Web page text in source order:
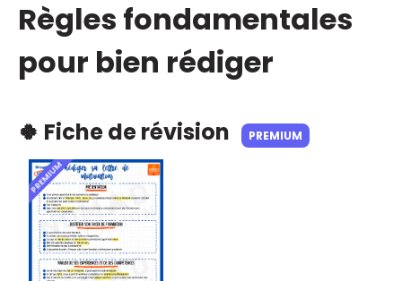
Règles fondamentales
pour bien rédiger
🍀 Fiche de révision PREMIUM
PREMIUM